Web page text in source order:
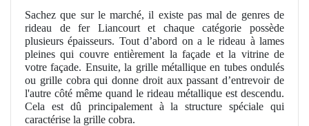
Sachez que sur le marché, il existe pas mal de genres de
rideau de fer Liancourt et chaque catégorie possède
plusieurs épaisseurs. Tout d’abord on a le rideau à lames
pleines qui couvre entièrement la façade et la vitrine de
votre façade. Ensuite, la grille métallique en tubes ondulés
ou grille cobra qui donne droit aux passant d’entrevoir de
l'autre côté même quand le rideau métallique est descendu.
Cela est dû principalement à la structure spéciale qui
caractérise la grille cobra.